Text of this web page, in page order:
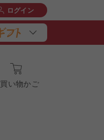
ログイン
い物かご